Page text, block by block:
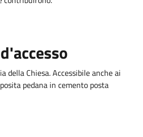
della Chiesa. Accessibile anche ai
pedana in cemento posta